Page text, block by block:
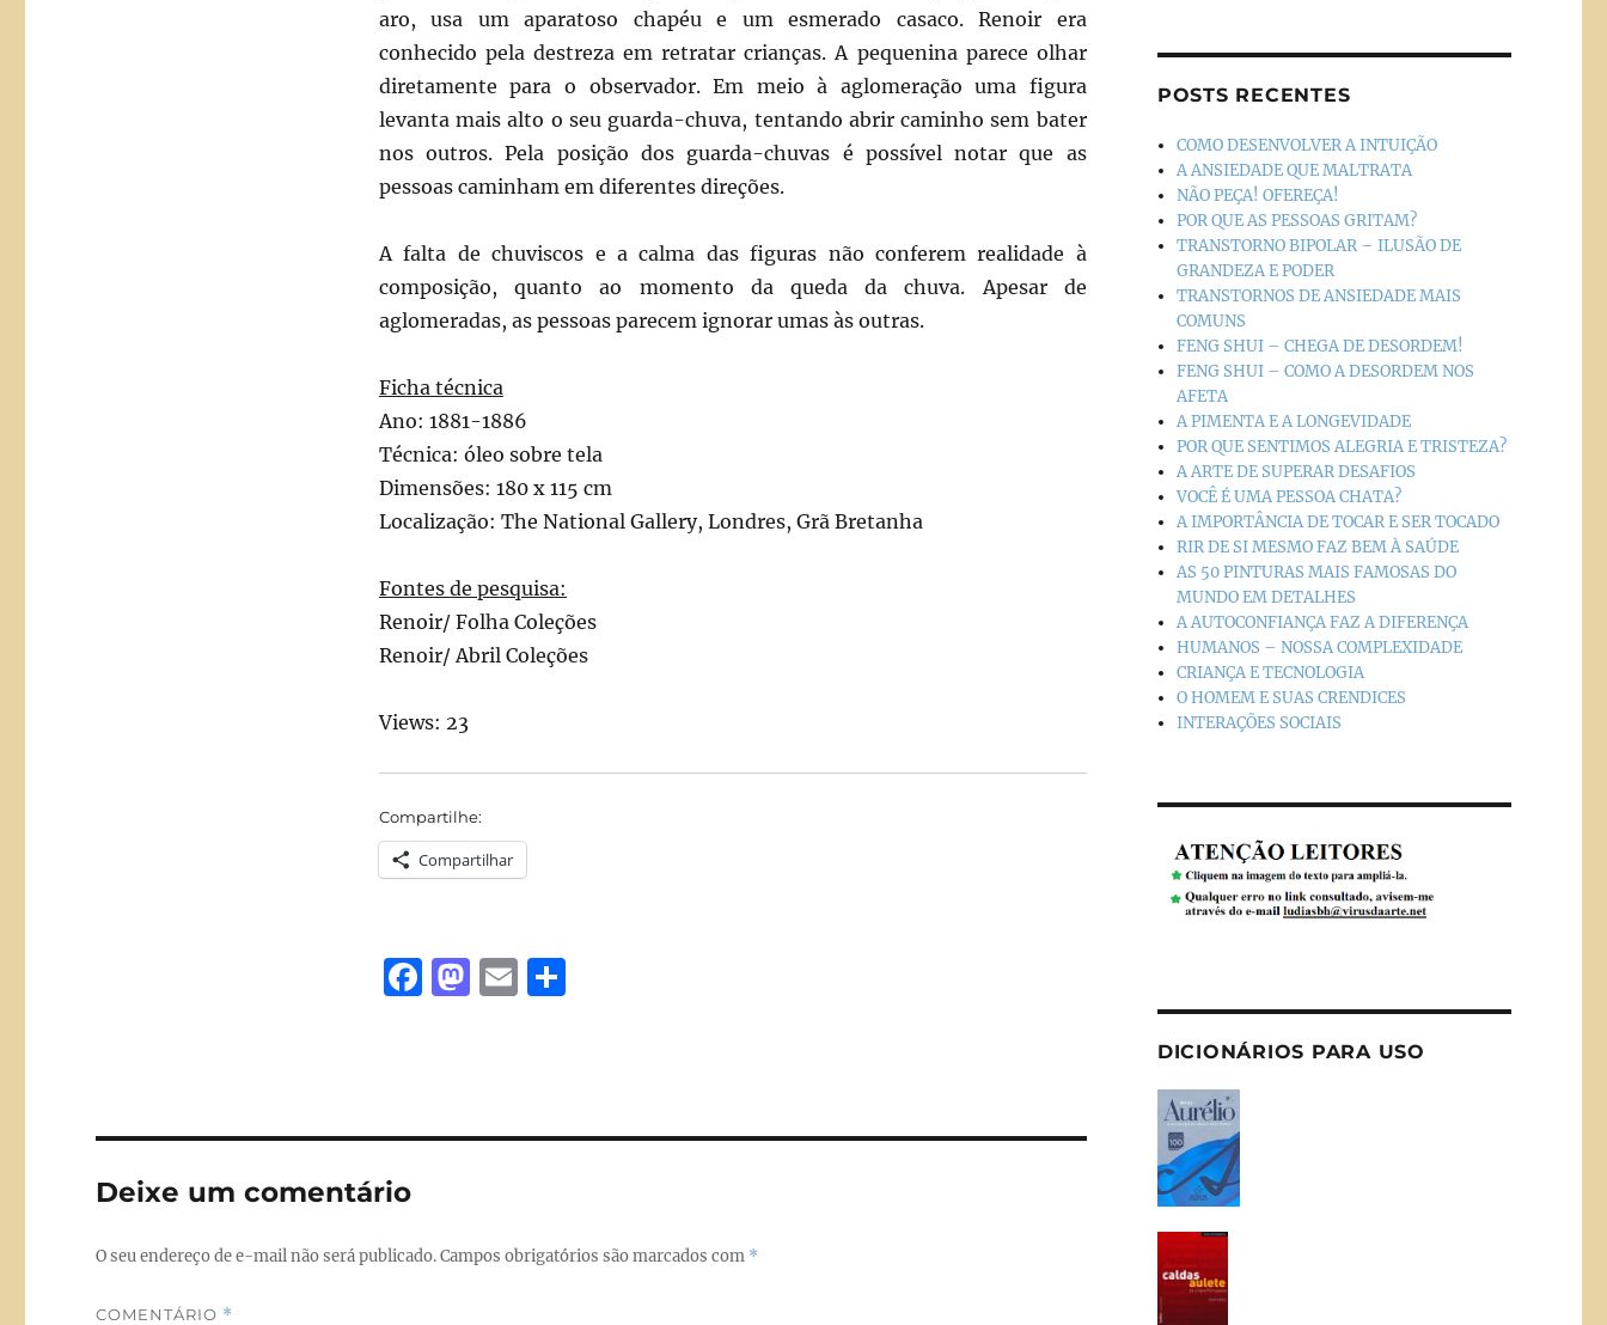
aro, usa um aparatoso chapéu e um esmerado casaco. Renoir era
conhecido pela destreza em retratar crianças. A pequenina parece olhar
diretamente para o observador. Em meio à aglomeração uma figura
levanta mais alto o seu guarda-chuva, tentando abrir caminho sem bater
nos outros. Pela posição dos guarda-chuvas é possível notar que as
pessoas caminham em diferentes direções.
A falta de chuviscos e a calma das figuras não conferem realidade à
composição, quanto ao momento da queda da chuva. Apesar de
aglomeradas, as pessoas parecem ignorar umas às outras.
Ficha técnica
Ano: 1881-1886
Técnica: óleo sobre tela
Dimensões: 180 x 115 cm
Localização: The National Gallery, Londres, Grã Bretanha
Fontes de pesquisa:
Renoir/ Folha Coleções
Renoir/ Abril Coleções
Views: 23
Compartilhe:
Compartilhar
F
b
k
M
d
E S
Deixe um comentário
O seu endereço de e-mail não será publicado.Campos obrigatórios são marcados com *
COMENTÁRIO *
POSTS RECENTES
COMO DESENVOLVER A INTUIÇÃO
A ANSIEDADE QUE MALTRATA
NÃO PEÇA! OFEREÇA!
POR QUE AS PESSOAS GRITAM?
TRANSTORNO BIPOLAR – ILUSÃO DE
GRANDEZA E PODER
TRANSTORNOS DE ANSIEDADE MAIS
COMUNS
FENG SHUI – CHEGA DE DESORDEM!
FENG SHUI – COMO A DESORDEM NOS
AFETA
A PIMENTA E A LONGEVIDADE
POR QUE SENTIMOS ALEGRIA E TRISTEZA?
A ARTE DE SUPERAR DESAFIOS
VOCÊ É UMA PESSOA CHATA?
A IMPORTÂNCIA DE TOCAR E SER TOCADO
RIR DE SI MESMO FAZ BEM À SAÚDE
AS 50 PINTURAS MAIS FAMOSAS DO
MUNDO EM DETALHES
A AUTOCONFIANÇA FAZ A DIFERENÇA
HUMANOS – NOSSA COMPLEXIDADE
CRIANÇA E TECNOLOGIA
O HOMEM E SUAS CRENDICES
INTERAÇÕES SOCIAIS
DICIONÁRIOS PARA USO